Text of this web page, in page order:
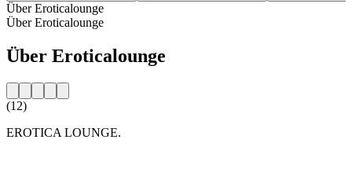
Über Eroticalounge
Über Eroticalounge
Über Eroticalounge
(12)
EROTICA LOUNGE.